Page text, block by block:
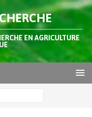
EN AGRICULTURE